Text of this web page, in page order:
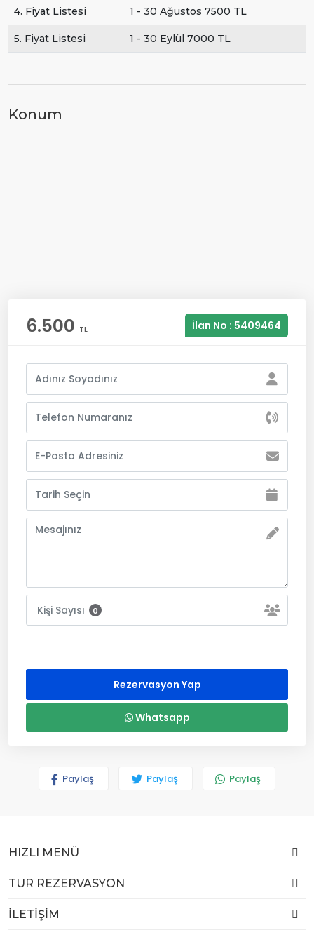
4. Fiyat Listesi 1 - 30 Ağustos 7500 TL
5. Fiyat Listesi 1 - 30 Eylül 7000 TL
Konum
6.500 TL İlan No : 5409464
Kişi Sayısı 0
Rezervasyon Yap
Whatsapp
Paylaş Paylaş Paylaş
HIZLI MENÜ
TUR REZERVASYON
İLETİŞİM